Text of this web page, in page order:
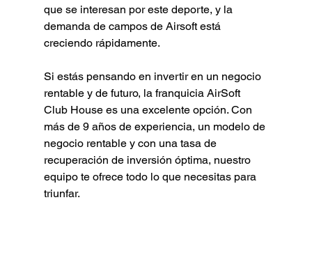
que se interesan por este deporte, y la
demanda de campos de Airsoft está
creciendo rápidamente.
Si estás pensando en invertir en un negocio
rentable y de futuro, la franquicia AirSoft
Club House es una excelente opción. Con
más de 9 años de experiencia, un modelo de
negocio rentable y con una tasa de
recuperación de inversión óptima, nuestro
equipo te ofrece todo lo que necesitas para
triunfar.